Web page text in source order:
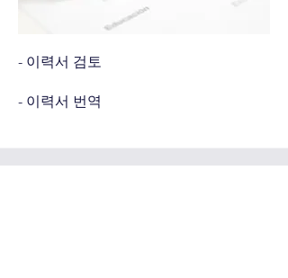
- 이력서 검토
- 이력서 번역